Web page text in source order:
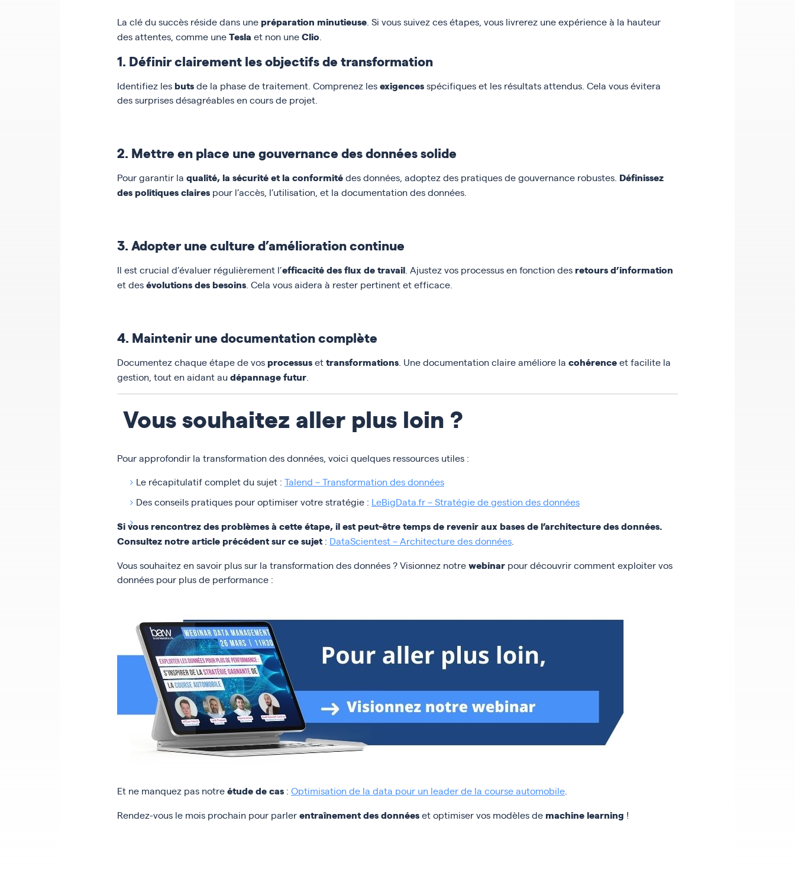
La clé du succès réside dans unepréparation minutieuse . Si vous suivez ces étapes, vous livrerez une expérience à la hauteur
des attentes, comme uneTesla et non uneClio
1. Définir clairement les objectifs de transformation
Identifiez lesbutsde la phase de traitement. Comprenez lesexigencesspécifiques et les résultats attendus. Cela vous évitera
des surprises désagréables en cours de projet.
2. Mettre en place une gouvernance des données solide
Pour garantir la qualité, la sécurité et la conformitédes données, adoptez des pratiques de gouvernance robustes. Définissez
des politiques claires pour l’accès, l’utilisation, et la documentation des données.
3. Adopter une culture d’amélioration continue
Il est crucial d’évaluer régulièrement l’efficacité des flux de travail . Ajustez vos processus en fonction desretours d’information
et desévolutions des besoins . Cela vous aidera à rester pertinent et efficace.
4. Maintenir une documentation complète
Documentez chaque étape de vosprocessusettransformations . Une documentation claire améliore la cohérenceet facilite la
gestion, tout en aidant audépannage futur
Vous souhaitez aller plus loin ?
Pour approfondir la transformation des données, voici quelques ressources utiles :
Le récapitulatif complet du sujet : Talend – Transformation des données
Des conseils pratiques pour optimiser votre stratégie : LeBigData.fr – Stratégie de gestion des données
Si vous rencontrez des problèmes à cette étape, il est peut-être temps de revenir aux bases de l’architecture des données.
Consultez notre article précédent sur ce sujet : DataScientest – Architecture des données
Vous souhaitez en savoir plus sur la transformation des données ? Visionnez notrewebinar pour découvrir comment exploiter vos
données pour plus de performance :
Et ne manquez pas notreétude de cas : Optimisation de la data pour un leader de la course automobile
Rendez-vous le mois prochain pour parlerentraînement des donnéeset optimiser vos modèles demachine learning !